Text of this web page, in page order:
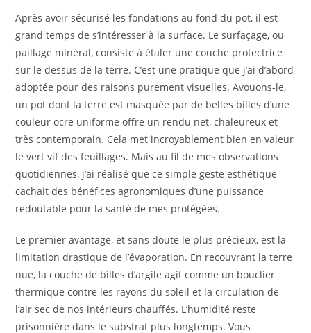
Après avoir sécurisé les fondations au fond du pot, il est
grand temps de s’intéresser à la surface. Le surfaçage, ou
paillage minéral, consiste à étaler une couche protectrice
sur le dessus de la terre. C’est une pratique que j’ai d’abord
adoptée pour des raisons purement visuelles. Avouons-le,
un pot dont la terre est masquée par de belles billes d’une
couleur ocre uniforme offre un rendu net, chaleureux et
très contemporain. Cela met incroyablement bien en valeur
le vert vif des feuillages. Mais au fil de mes observations
quotidiennes, j’ai réalisé que ce simple geste esthétique
cachait des bénéfices agronomiques d’une puissance
redoutable pour la santé de mes protégées.
Le premier avantage, et sans doute le plus précieux, est la
limitation drastique de l’évaporation. En recouvrant la terre
nue, la couche de billes d’argile agit comme un bouclier
thermique contre les rayons du soleil et la circulation de
l’air sec de nos intérieurs chauffés. L’humidité reste
prisonnière dans le substrat plus longtemps. Vous